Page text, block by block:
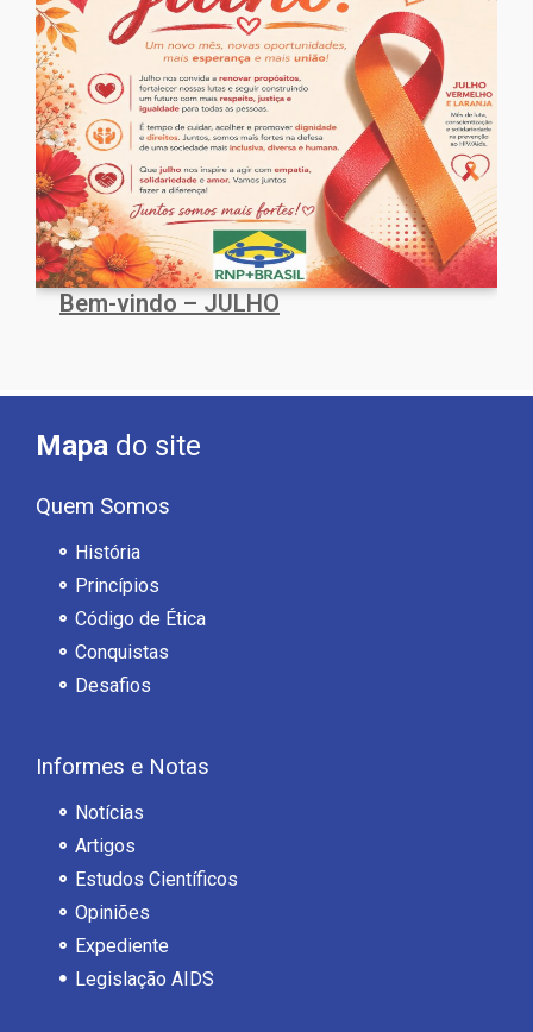
Bem-vindo – JULHO
Mapa do site
Quem Somos
História
Princípios
Código de Ética
Conquistas
Desafios
Informes e Notas
Notícias
Artigos
Estudos Científicos
Opiniões
Expediente
Legislação AIDS